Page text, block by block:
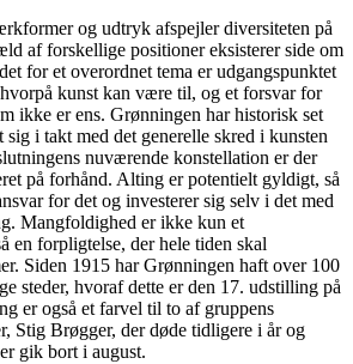
og udtryk afspejler diversiteten på
af forskellige positioner eksisterer side om
for et overordnet tema er udgangspunktet
kunst kan være til, og et forsvar for
ikke er ens. Grønningen har historisk set
i takt med det generelle skred i kunsten
nuværende konstellation er der
på forhånd. Alting er potentielt gyldigt, så
for det og investerer sig selv i det med
Mangfoldighed er ikke kun et
en forpligtelse, der hele tiden skal
Siden 1915 har Grønningen haft over 100
steder, hvoraf dette er den 17. udstilling på
er også et farvel til to af gruppens
Stig Brøgger, der døde tidligere i år og
gik bort i august.